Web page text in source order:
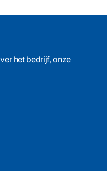
het bedrijf, onze